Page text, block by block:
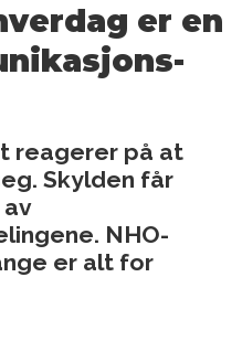
er en
reagerer på at
Skylden får
NHO-
er alt for